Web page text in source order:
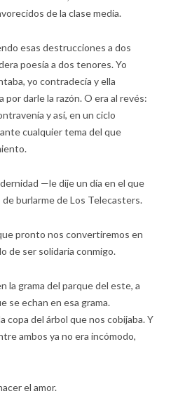
de la clase media.
esas destrucciones a dos
poesía a dos tenores. Yo
yo contradecía y ella
darle la razón. O era al revés:
y así, en un ciclo
cualquier tema del que
—le dije un día en el que
burlarme de Los Telecasters.
pronto nos convertiremos en
de ser solidaria conmigo.
la grama del parque del este, a
se echan en esa grama.
copa del árbol que nos cobijaba. Y
ambos ya no era incómodo,
el amor.